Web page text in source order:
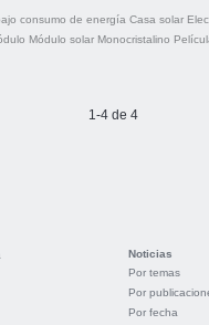
consumo de energía Casa solar
Módulo solar Monocristalino
1-4 de 4
Noticias
Por temas
Por
Por fecha